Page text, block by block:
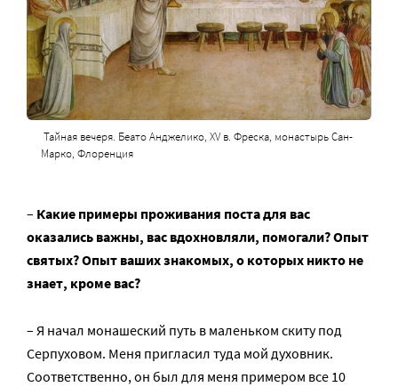
Тайная вечеря. Беато Анджелико, XV в. Фреска, монастырь Сан-
Марко, Флоренция
– Какие примеры проживания поста для вас
оказались важны, вас вдохновляли, помогали? Опыт
святых? Опыт ваших знакомых, о которых никто не
знает, кроме вас?
– Я начал монашеский путь в маленьком скиту под
Серпуховом. Меня пригласил туда мой духовник.
Соответственно, он был для меня примером все 10